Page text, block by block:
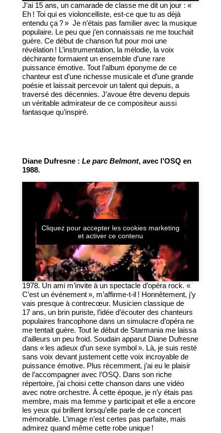
J’ai 15 ans, un camarade de classe me dit un jour : «
Eh ! Toi qui es violoncelliste, est-ce que tu as déjà
entendu ça ? » Je n’étais pas familier avec la musique
populaire. Le peu que j’en connaissais ne me touchait
guère. Ce début de chanson fut pour moi une
révélation ! L’instrumentation, la mélodie, la voix
déchirante formaient un ensemble d’une rare
puissance émotive. Tout l’album éponyme de ce
chanteur est d’une richesse musicale et d’une grande
poésie et laissait percevoir un talent qui depuis, a
traversé des décennies. J’avoue être devenu depuis
un véritable admirateur de ce compositeur aussi
fantasque qu’inspiré.
Diane Dufresne : Le parc Belmont, avec l’OSQ en
1988.
Cliquez pour accepter les cookies marketing
et activer ce contenu
1978. Un ami m’invite à un spectacle d’opéra rock. «
C’est un événement », m’affirme-t-il ! Honnêtement, j’y
vais presque à contrecœur. Musicien classique de
17 ans, un brin puriste, l’idée d’écouter des chanteurs
populaires francophone dans un simulacre d’opéra ne
me tentait guère. Tout le début de Starmania me laissa
d’ailleurs un peu froid. Soudain apparut Diane Dufresne
dans « les adieux d’un sexe symbol ». Là, je suis resté
sans voix devant justement cette voix incroyable de
puissance émotive. Plus récemment, j’ai eu le plaisir
de l’accompagner avec l’OSQ. Dans son riche
répertoire, j’ai choisi cette chanson dans une vidéo
avec notre orchestre. À cette époque, je n’y étais pas
membre, mais ma femme y participait et elle a encore
les yeux qui brillent lorsqu’elle parle de ce concert
mémorable. L’image n’est certes pas parfaite, mais
admirez quand même cette robe unique !